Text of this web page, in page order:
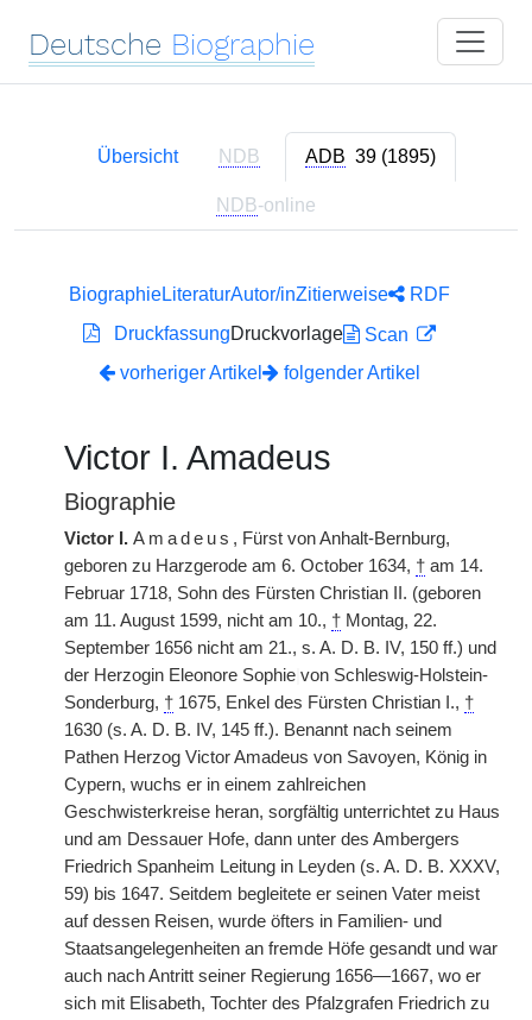
Deutsche Biographie
Übersicht NDB ADB 39 (1895)
NDB-online
BiographieLiteraturAutor/inZitierweise
RDF
DruckfassungDruckvorlage
Scan
vorheriger Artikel
folgender Artikel
Victor I. Amadeus
Biographie
Victor I. Amadeus , Fürst von Anhalt-Bernburg,
geboren zu Harzgerode am 6. October 1634, † am 14.
Februar 1718, Sohn des Fürsten Christian II. (geboren
am 11. August 1599, nicht am 10., † Montag, 22.
September 1656 nicht am 21., s. A. D. B. IV, 150 ff.) und
der Herzogin Eleonore Sophie von Schleswig-Holstein-
Sonderburg, † 1675, Enkel des Fürsten Christian I., †
1630 (s. A. D. B. IV, 145 ff.). Benannt nach seinem
Pathen Herzog Victor Amadeus von Savoyen, König in
Cypern, wuchs er in einem zahlreichen
Geschwisterkreise heran, sorgfältig unterrichtet zu Haus
und am Dessauer Hofe, dann unter des Ambergers
Friedrich Spanheim Leitung in Leyden (s. A. D. B. XXXV,
59) bis 1647. Seitdem begleitete er seinen Vater meist
auf dessen Reisen, wurde öfters in Familien- und
Staatsangelegenheiten an fremde Höfe gesandt und war
auch nach Antritt seiner Regierung 1656—1667, wo er
sich mit Elisabeth, Tochter des Pfalzgrafen Friedrich zu